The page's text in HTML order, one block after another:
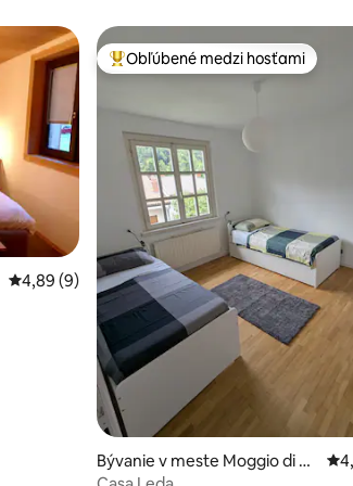
Priemerné ohodnotenie 4,89 z 5, počet
4,89 (9)
Najobľúbenejšie medzi hosťami
Obľúbené medzi hosťami
Bývanie v meste Moggio di So
pra